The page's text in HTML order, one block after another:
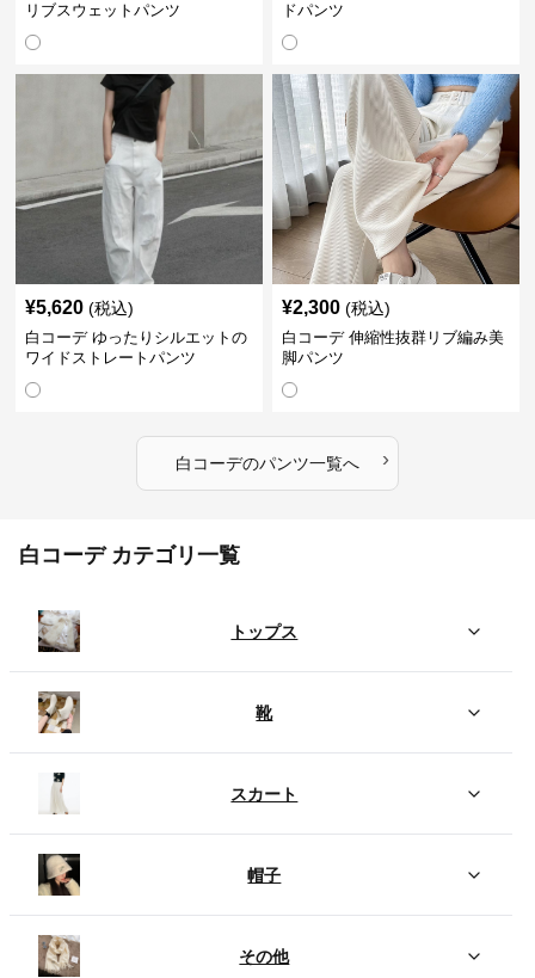
リブスウェットパンツ
ドパンツ
¥5,620 (税込)
白コーデ ゆったりシルエットの
ワイドストレートパンツ
¥2,300 (税込)
白コーデ 伸縮性抜群リブ編み美
脚パンツ
白コーデのパンツ一覧へ ›
白コーデ カテゴリ一覧
トップス
靴
スカート
帽子
その他